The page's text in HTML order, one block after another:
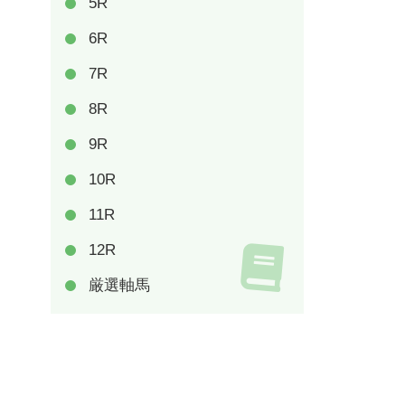
6R
7R
8R
9R
10R
11R
12R
厳選軸馬